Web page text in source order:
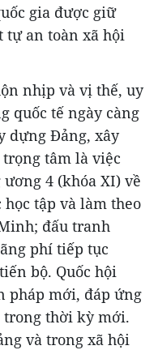
gia được giữ
an toàn xã hội
nhịp và vị thế, uy
quốc tế ngày càng
dựng Đảng, xây
tâm là việc
4 (khóa XI) về
tập và làm theo
đấu tranh
phí tiếp tục
bộ. Quốc hội
pháp mới, đáp ứng
trong thời kỳ mới.
và trong xã hội